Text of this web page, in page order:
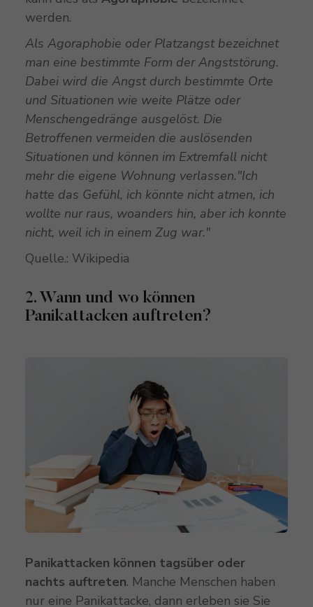
werden.
Als Agoraphobie oder Platzangst bezeichnet
man eine bestimmte Form der Angststörung.
Dabei wird die Angst durch bestimmte Orte
und Situationen wie weite Plätze oder
Menschengedränge ausgelöst. Die
Betroffenen vermeiden die auslösenden
Situationen und können im Extremfall nicht
mehr die eigene Wohnung verlassen."Ich
hatte das Gefühl, ich könnte nicht atmen, ich
wollte nur raus, woanders hin, aber ich konnte
nicht, weil ich in einem Zug war."
Quelle.: Wikipedia
2. Wann und wo können
Panikattacken auftreten?
Panikattacken können tagsüber oder
nachts auftreten. Manche Menschen haben
nur eine Panikattacke, dann erleben sie Sie